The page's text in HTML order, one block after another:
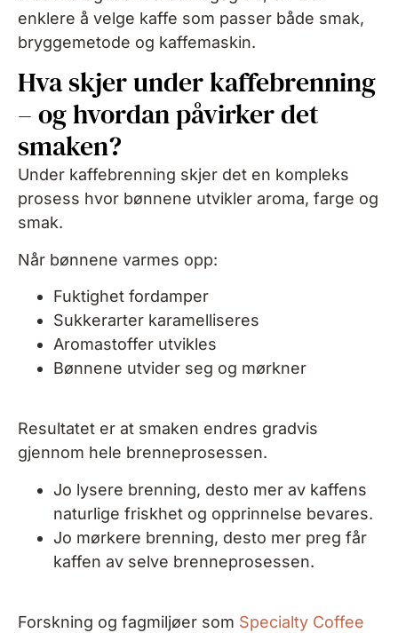
enklere å velge kaffe som passer både smak,
bryggemetode og kaffemaskin.
Hva skjer under kaffebrenning
– og hvordan påvirker det
smaken?
Under kaffebrenning skjer det en kompleks
prosess hvor bønnene utvikler aroma, farge og
smak.
Når bønnene varmes opp:
Fuktighet fordamper
Sukkerarter karamelliseres
Aromastoffer utvikles
Bønnene utvider seg og mørkner
Resultatet er at smaken endres gradvis
gjennom hele brenneprosessen.
Jo lysere brenning, desto mer av kaffens
naturlige friskhet og opprinnelse bevares.
Jo mørkere brenning, desto mer preg får
kaffen av selve brenneprosessen.
Forskning og fagmiljøer som Specialty Coffee